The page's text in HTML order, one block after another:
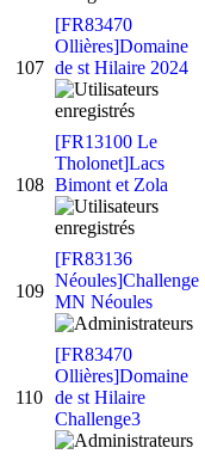
107
[FR83470
Ollières]Domaine
de st Hilaire 2024
108
[FR13100 Le
Tholonet]Lacs
Bimont et Zola
109
[FR83136
Néoules]Challenge
MN Néoules
110
[FR83470
Ollières]Domaine
de st Hilaire
Challenge3